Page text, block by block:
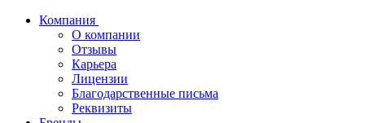
Компания
О компании
Отзывы
Карьера
Лицензии
Благодарственные письма
Реквизиты